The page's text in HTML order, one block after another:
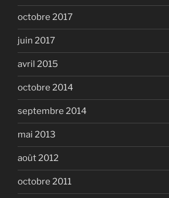
octobre 2017
juin 2017
avril 2015
octobre 2014
septembre 2014
mai 2013
août 2012
octobre 2011